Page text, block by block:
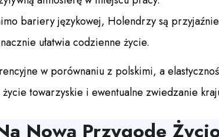
bariery językowej, Holendrzy są
ułatwia codzienne życie.
w porównaniu z polskimi, a
towarzyskie i ewentualne zwiedzanie
Nową Przygode